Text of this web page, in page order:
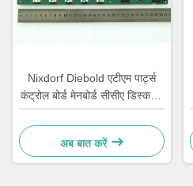
Nixdorf Diebold एटीएम पार्ट्स
कंट्रोल बोर्ड मेनबोर्ड सीसीए डिस्कवरी
49242480000B
अब बात करें